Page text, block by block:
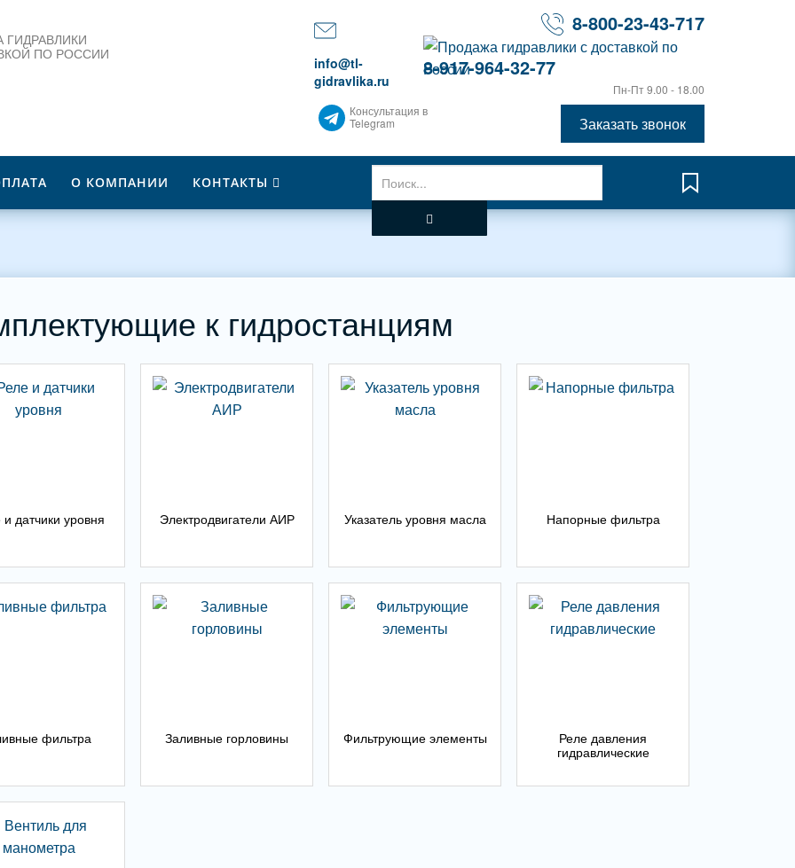
ПО РОССИИ
info@tl-
gidravlika.ru
8-800-23-43-717
8-917-964-32-77
Пн-Пт 9.00 - 18.00
Консультация в
Telegram
Заказать звонок
О КОМПАНИИ КОНТАКТЫ
к гидростанциям
и датчики уровня Электродвигатели АИР Указатель уровня масла Напорные фильтра
фильтра Заливные горловины Фильтрующие элементы
Реле давления
гидравлические